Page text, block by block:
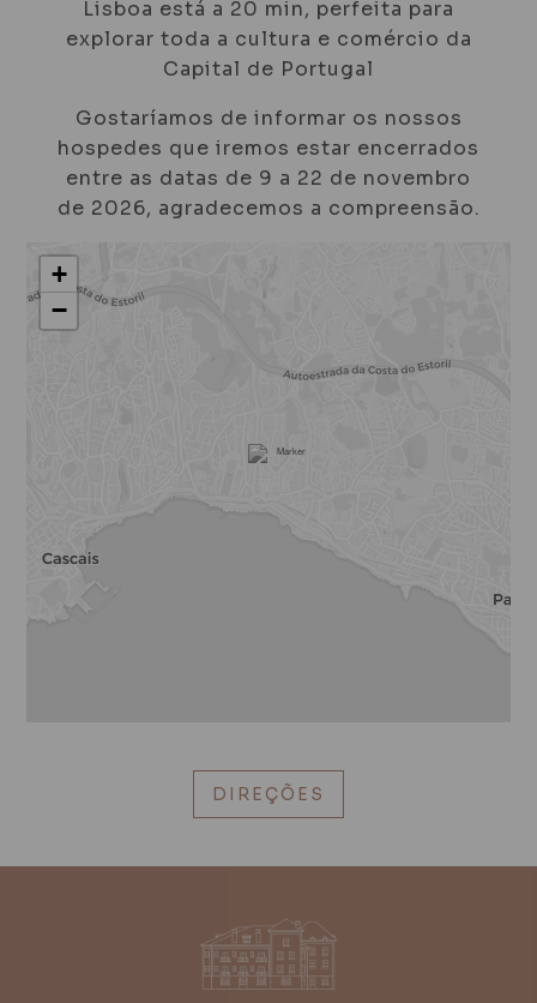
Lisboa está a 20 min, perfeita para
explorar toda a cultura e comércio da
Capital de Portugal
Gostaríamos de informar os nossos
hospedes que iremos estar encerrados
entre as datas de 9 a 22 de novembro
de 2026, agradecemos a compreensão.
+
−
DIREÇÕES